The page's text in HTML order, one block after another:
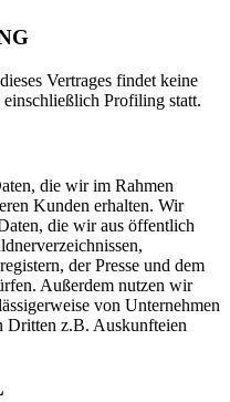
Vertrages findet keine
Profiling statt.
die wir im Rahmen
Kunden erhalten. Wir
die wir aus öffentlich
der Presse und dem
Außerdem nutzen wir
von Unternehmen
Dritten z.B. Auskunfteien